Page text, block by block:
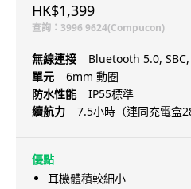
HK$1,399
查詢：3996 9624(Compucon)
無線連接
Bluetooth 5.0, SBC,
單元
6mm 動圈
防水性能
IP55標準
續航力
7.5小時（連同充電盒
優點
耳機體積較細小